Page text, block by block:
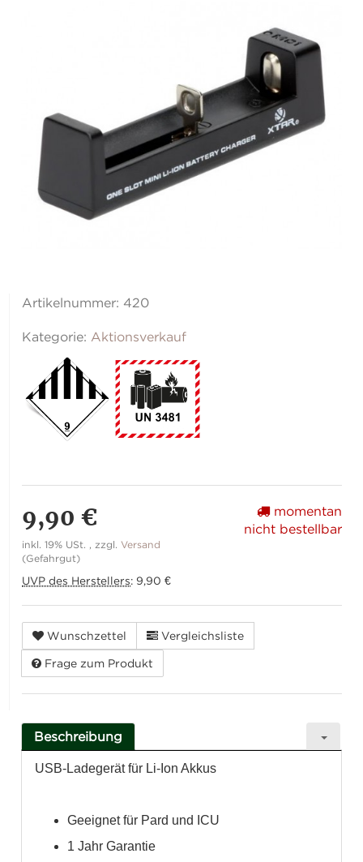
Artikelnummer:420
Kategorie: Aktionsverkauf
9,90 €
inkl. 19% USt. , zzgl.Versand
(Gefahrgut)
UVP des Herstellers: 9,90 €
momentan
nicht bestellbar
Wunschzettel Vergleichsliste
Frage zum Produkt
Beschreibung
USB-Ladegerät für Li-Ion Akkus
Geeignet für Pard und ICU
1 Jahr Garantie